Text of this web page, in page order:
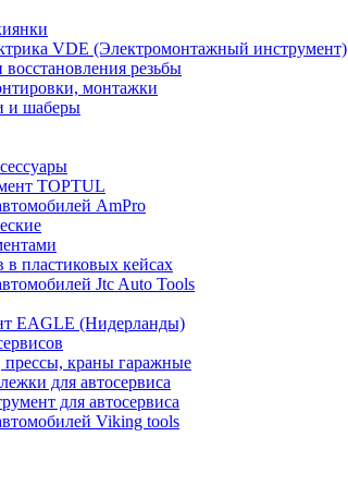
VDE (Электромонтажный инструмент)
резьбы
монтажки
и шаберы
TOPTUL
AmPro
пластиковых кейсах
Jtc Auto Tools
EAGLE (Нидерланды)
краны гаражные
для автосервиса
для автосервиса
Viking tools